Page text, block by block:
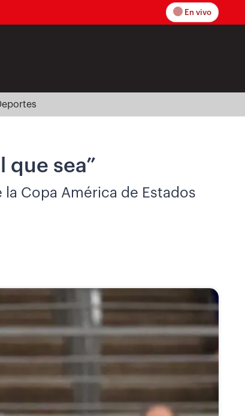
En vivo
que sea”
Copa América de Estados